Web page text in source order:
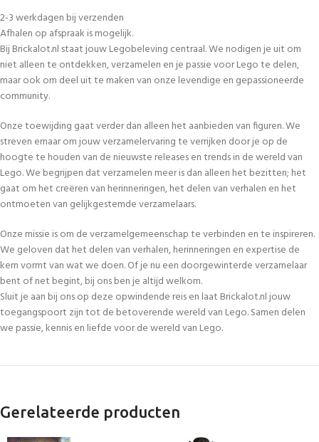
2-3 werkdagen bij verzenden
Afhalen op afspraak is mogelijk.
Bij Brickalot.nl staat jouw Legobeleving centraal. We nodigen je uit om
niet alleen te ontdekken, verzamelen en je passie voor Lego te delen,
maar ook om deel uit te maken van onze levendige en gepassioneerde
community.
Onze toewijding gaat verder dan alleen het aanbieden van figuren. We
streven ernaar om jouw verzamelervaring te verrijken door je op de
hoogte te houden van de nieuwste releases en trends in de wereld van
Lego. We begrijpen dat verzamelen meer is dan alleen het bezitten; het
gaat om het creëren van herinneringen, het delen van verhalen en het
ontmoeten van gelijkgestemde verzamelaars.
Onze missie is om de verzamelgemeenschap te verbinden en te inspireren.
We geloven dat het delen van verhalen, herinneringen en expertise de
kern vormt van wat we doen. Of je nu een doorgewinterde verzamelaar
bent of net begint, bij ons ben je altijd welkom.
Sluit je aan bij ons op deze opwindende reis en laat Brickalot.nl jouw
toegangspoort zijn tot de betoverende wereld van Lego. Samen delen
we passie, kennis en liefde voor de wereld van Lego.
Gerelateerde producten